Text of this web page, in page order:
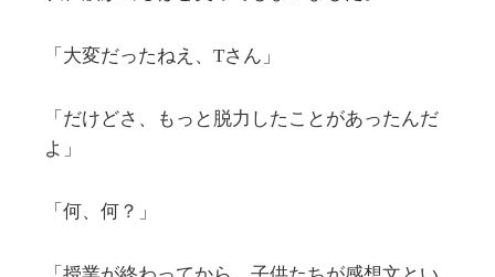
「大変だったねえ、Tさん」
「だけどさ、もっと脱力したことがあったんだ
よ」
「何、何？」